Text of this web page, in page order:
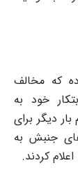
که مخالف
خود به
دیگر برای
جنبش به
کردند.